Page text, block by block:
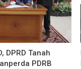
DPRD Tanah
PDRB